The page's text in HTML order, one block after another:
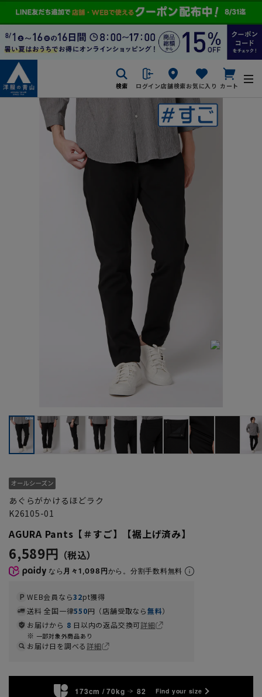
検索 ログイン店舗検索お気に入り カート
あぐらがかけるほどラク
K26105-01
AGURA Pants【＃すご】【裾上げ済み】
6,589円
なら 月々1,098円から。分割手数料無料
WEB会員なら32pt獲得
送料 全国一律550円（店舗受取なら無料）
お届けから 8 日以内の返品交換可詳細
一部対象外商品あり
お届け日を調べる詳細
173cm / 70kg 82 Find your size